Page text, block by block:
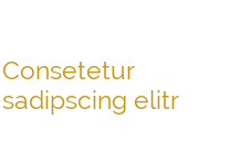
Consetetur
sadipscing elitr